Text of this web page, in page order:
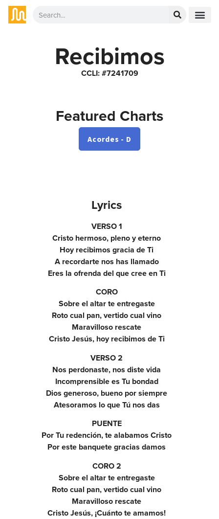
Recibimos
CCLI: #7241709
Featured Charts
Acordes - D
Lyrics
VERSO 1
Cristo hermoso, pleno y eterno
Hoy recibimos gracia de Ti
A recordarte nos has llamado
Eres la ofrenda del que cree en Ti
CORO
Sobre el altar te entregaste
Roto cual pan, vertido cual vino
Maravilloso rescate
Cristo Jesús, hoy recibimos de Ti
VERSO 2
Nos perdonaste, nos diste vida
Incomprensible es Tu bondad
Dios generoso, bueno por siempre
Atesoramos lo que Tú nos das
PUENTE
Por Tu redención, te alabamos Cristo
Por este banquete gracias damos
CORO 2
Sobre el altar te entregaste
Roto cual pan, vertido cual vino
Maravilloso rescate
Cristo Jesús, ¡Cuánto te amamos!